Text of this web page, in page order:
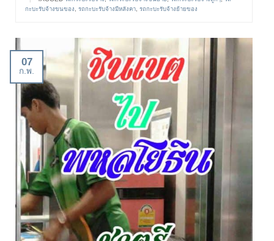
กะบะรับจ้างขนของ, รถกะบะรับจ้างมีหลังคา, รถกะบะรับจ้างย้ายของ
07
ก.พ.